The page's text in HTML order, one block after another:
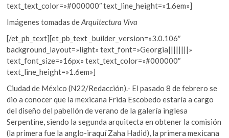
text_text_color=»#000000″ text_line_height=»1.6em»]
Imágenes tomadas deArquitectura Viva
[/et_pb_text][et_pb_text _builder_version=»3.0.106″
background_layout=»light» text_font=»Georgia||||||||»
text_font_size=»16px» text_text_color=»#000000″
text_line_height=»1.6em»]
Ciudad de México (N22/Redacción).- El pasado 8 de febrero se
dio a conocer que la mexicana Frida Escobedo estaría a cargo
del diseño del pabellón de verano de la galería inglesa
Serpentine, siendo la segunda arquitecta en obtener la comisión
(la primera fue la anglo-iraquí Zaha Hadid), la primera mexicana